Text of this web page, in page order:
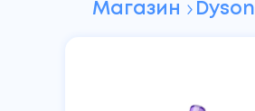
Магазин Dyson